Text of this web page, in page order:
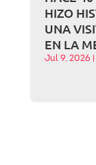
HIZO
UNA
EN LA
Jul 9, 2026